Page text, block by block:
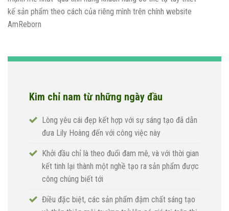
kế sản phẩm theo cách của riêng mình trên chính website
AmReborn
Kim chỉ nam từ những ngày đầu
Lòng yêu cái đẹp kết hợp với sự sáng tạo đã dẫn
đưa Lily Hoàng đến với công việc này
Khởi đầu chỉ là theo đuổi đam mê, và với thời gian
kết tinh lại thành một nghề tạo ra sản phẩm được
công chúng biết tới
Điều đặc biệt, các sản phẩm đậm chất sáng tạo